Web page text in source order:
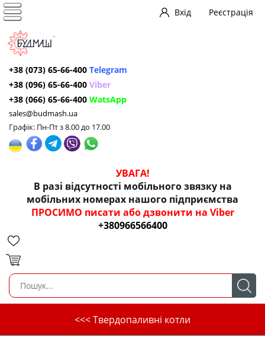
Вхід Реєстрація
+38 (073) 65-66-400 Telegram
+38 (096) 65-66-400 Viber
+38 (066) 65-66-400 WatsApp
sales@budmash.ua
Графік: Пн-Пт з 8.00 до 17.00
УВАГА!
В разі відсутності мобільного звязку на
мобільних номерах нашого підприємства
ПРОСИМО писати або дзвонити на Viber
+380966566400
<<< Твердопаливні котли